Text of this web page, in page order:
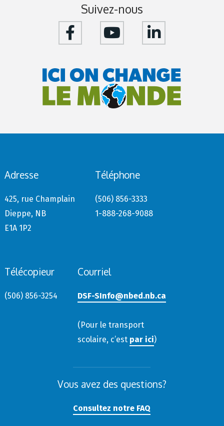
Suivez-nous
Adresse
425, rue Champlain
Dieppe, NB
E1A 1P2
Téléphone
(506) 856-3333
1-888-268-9088
Télécopieur
(506) 856-3254
Courriel
DSF-SInfo@nbed.nb.ca
(Pour le transport
scolaire, c’est par ici)
Vous avez des questions?
Consultez notre FAQ